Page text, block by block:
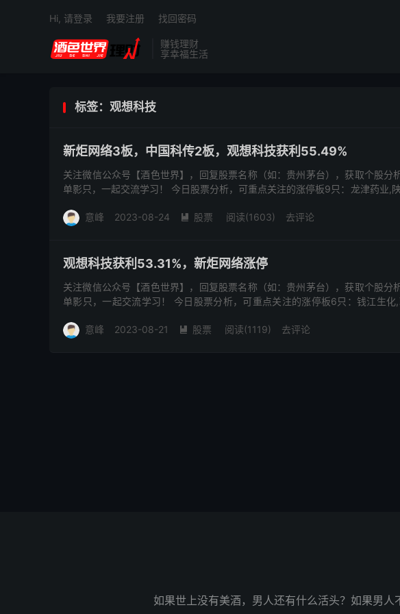
赚钱理财
享幸福生活
Hi, 请登录 我要注册 找回密码
标签：观想科技
新炬网络3板，中国科传2板，观想科技获利55.49%
关注微信公众号【酒色世界】，回复股票名称（如：贵州茅台），获取个股分
单影只，一起交流学习！ 今日股票分析，可重点关注的涨停板9只：龙津药业,
意峰 2023-08-24  股票 阅读(1603) 去评论
观想科技获利53.31%，新炬网络涨停
关注微信公众号【酒色世界】，回复股票名称（如：贵州茅台），获取个股分
单影只，一起交流学习！ 今日股票分析，可重点关注的涨停板6只：钱江生
意峰 2023-08-21  股票 阅读(1119) 去评论
如果世上没有美酒，男人还有什么活头？如果男人